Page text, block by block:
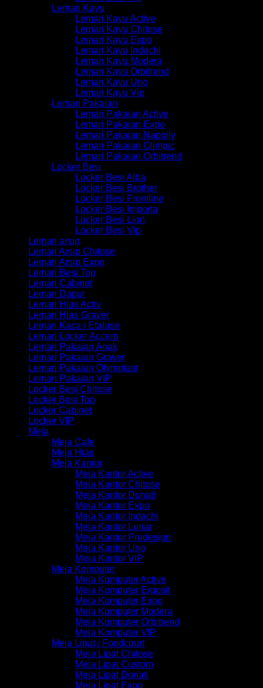
Lemari Kayu
Lemari Kayu Active
Lemari Kayu Chitose
Lemari Kayu Expo
Lemari Kayu Indachi
Lemari Kayu Modera
Lemari Kayu Orbitrend
Lemari Kayu Uno
Lemari Kayu Vip
Lemari Pakaian
Lemari Pakaian Active
Lemari Pakaian Expo
Lemari Pakaian Napolly
Lemari Pakaian Olimpic
Lemari Pakaian Orbitrend
Locker Besi
Locker Besi Alba
Locker Besi Brother
Locker Besi Frontline
Locker Besi Importa
Locker Besi Lion
Locker Besi Vip
Lemari arsip
Lemari Arsip Chitose
Lemari Arsip Expo
Lemari Besi Top
Lemari Cabinet
Lemari Dapur
Lemari Hias Activ
Lemari Hias Graver
Lemari Kaca / Etalase
Lemari Locker Accero
Lemari Pakaian Anak
Lemari Pakaian Graver
Lemari Pakaian Olymplast
Lemari Pakaian VIP
Locker Besi Chitose
Locker Besi Top
Locker Cabinet
Locker VIP
Meja
Meja Cafe
Meja Hias
Meja Kantor
Meja Kantor Active
Meja Kantor Chitose
Meja Kantor Donati
Meja Kantor Expo
Meja Kantor Indachi
Meja Kantor Lunar
Meja Kantor Prodesign
Meja Kantor Uno
Meja Kantor VIP
Meja Komputer
Meja Komputer Active
Meja Komputer Ergosit
Meja Komputer Expo
Meja Komputer Modera
Meja Komputer Orbitrend
Meja Komputer VIP
Meja Lipat / Foodcourt
Meja Lipat Chitose
Meja Lipat Custom
Meja Lipat Donati
Meja Lipat Expo